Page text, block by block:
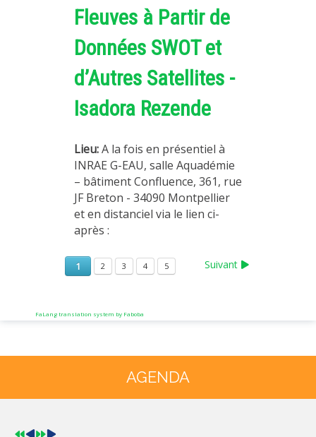
Fleuves à Partir de
Données SWOT et
d’Autres Satellites -
Isadora Rezende
Lieu:A la fois en présentiel à
INRAE G-EAU, salle Aquadémie
– bâtiment Confluence, 361, rue
JF Breton - 34090 Montpellier
et en distanciel via le lien ci-
après :
1 2 3 4 5 Suivant
FaLang translation system by Faboba
AGENDA
Année
Mois
Année
Mois